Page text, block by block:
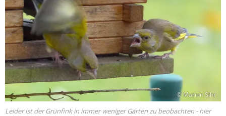
© Marion Sihr
Leider ist der Grünfink in immer weniger Gärten zu beobachten - hier